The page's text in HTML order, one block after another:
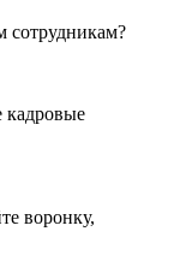
сотрудникам?
кадровые
воронку,